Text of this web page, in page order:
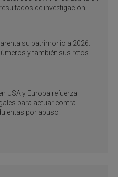
de investigación
su patrimonio a 2026:
y también sus retos
USA y Europa refuerza
para actuar contra
por abuso